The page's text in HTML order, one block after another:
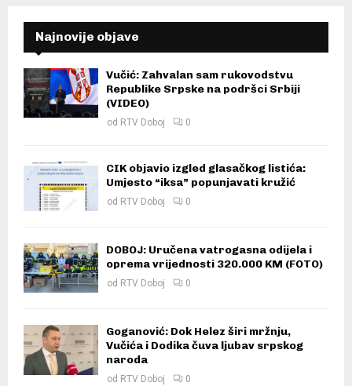
Najnovije objave
Vučić: Zahvalan sam rukovodstvu
Republike Srpske na podršci Srbiji
(VIDEO)
od RTV Doboj 0
CIK objavio izgled glasačkog listića:
Umjesto “iksa” popunjavati kružić
od RTV Doboj 0
DOBOJ: Uručena vatrogasna odijela i
oprema vrijednosti 320.000 KM (FOTO)
od RTV Doboj 0
Goganović: Dok Helez širi mržnju,
Vučića i Dodika čuva ljubav srpskog
naroda
od RTV Doboj 0